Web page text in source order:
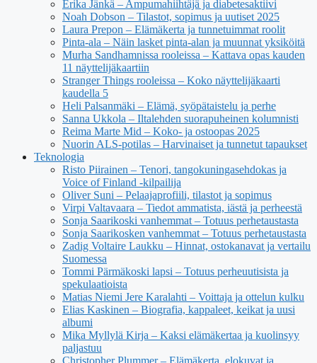
Erika Jänkä – Ampumahiihtäjä ja diabetesaktiivi
Noah Dobson – Tilastot, sopimus ja uutiset 2025
Laura Prepon – Elämäkerta ja tunnetuimmat roolit
Pinta-ala – Näin lasket pinta-alan ja muunnat yksiköitä
Murha Sandhamnissa rooleissa – Kattava opas kauden
11 näyttelijäkaartiin
Stranger Things rooleissa – Koko näyttelijäkaarti
kaudella 5
Heli Palsanmäki – Elämä, syöpätaistelu ja perhe
Sanna Ukkola – Iltalehden suorapuheinen kolumnisti
Reima Marte Mid – Koko- ja ostoopas 2025
Nuorin ALS-potilas – Harvinaiset ja tunnetut tapaukset
Teknologia
Risto Piirainen – Tenori, tangokuningasehdokas ja
Voice of Finland -kilpailija
Oliver Suni – Pelaajaprofiili, tilastot ja sopimus
Virpi Valtavaara – Tiedot ammatista, iästä ja perheestä
Sonja Saarikoski vanhemmat – Totuus perhetaustasta
Sonja Saarikosken vanhemmat – Totuus perhetaustasta
Zadig Voltaire Laukku – Hinnat, ostokanavat ja vertailu
Suomessa
Tommi Pärmäkoski lapsi – Totuus perheuutisista ja
spekulaatioista
Matias Niemi Jere Karalahti – Voittaja ja ottelun kulku
Elias Kaskinen – Biografia, kappaleet, keikat ja uusi
albumi
Mika Myllylä Kirja – Kaksi elämäkertaa ja kuolinsyy
paljastuu
Christopher Plummer – Elämäkerta, elokuvat ja